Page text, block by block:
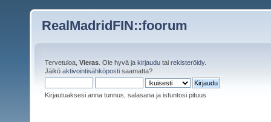
RealMadridFIN::foorum
Tervetuloa, Vieras . Ole hyvä ja kirjaudu tai rekisteröidy.
Jäikö aktivointisähköposti saamatta?
Kirjautuaksesi anna tunnus, salasana ja istuntosi pituus